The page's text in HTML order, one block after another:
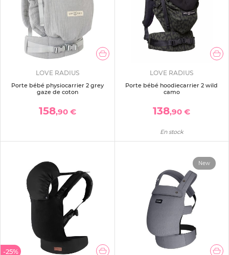
LOVE RADIUS
Porte bébé physiocarrier 2 grey
gaze de coton
158,90 €
LOVE RADIUS
Porte bébé hoodiecarrier 2 wild
camo
138,90 €
En stock
-25%
New